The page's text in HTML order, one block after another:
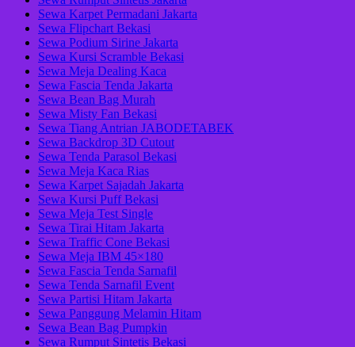
Sewa Karpet Permadani Jakarta
Sewa Flipchart Bekasi
Sewa Podium Sirine Jakarta
Sewa Kursi Scramble Bekasi
Sewa Meja Dealing Kaca
Sewa Fascia Tenda Jakarta
Sewa Bean Bag Murah
Sewa Misty Fan Bekasi
Sewa Tiang Antrian JABODETABEK
Sewa Backdrop 3D Cutout
Sewa Tenda Parasol Bekasi
Sewa Meja Kaca Rias
Sewa Karpet Sajadah Jakarta
Sewa Kursi Puff Bekasi
Sewa Meja Test Single
Sewa Tirai Hitam Jakarta
Sewa Traffic Cone Bekasi
Sewa Meja IBM 45×180
Sewa Fascia Tenda Sarnafil
Sewa Tenda Sarnafil Event
Sewa Partisi Hitam Jakarta
Sewa Panggung Melamin Hitam
Sewa Bean Bag Pumpkin
Sewa Rumput Sintetis Bekasi